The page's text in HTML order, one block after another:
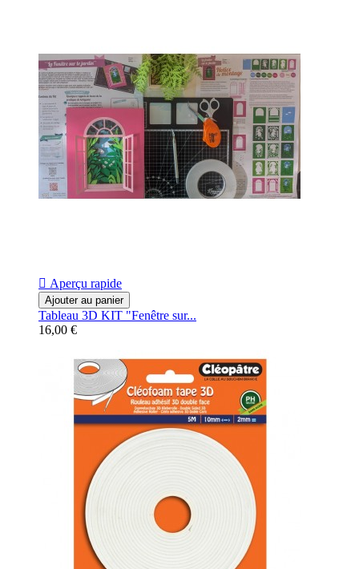
 Aperçu rapide
Ajouter au panier
Tableau 3D KIT "Fenêtre sur...
16,00 €